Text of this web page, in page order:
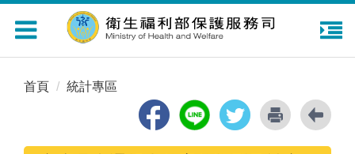
Toggle
navigation
首頁 統計專區